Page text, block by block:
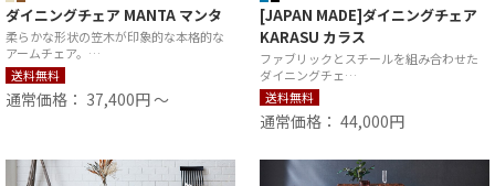
ダイニングチェア MANTA マンタ
柔らかな形状の笠木が印象的な本格的な
アームチェア。…
送料無料
通常価格： 37,400円 ～
[JAPAN MADE]ダイニングチェア
KARASU カラス
ファブリックとスチールを組み合わせた
ダイニングチェ…
送料無料
通常価格： 44,000円